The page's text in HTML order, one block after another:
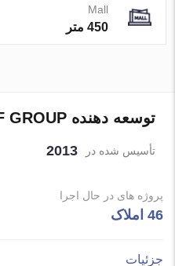
Mall
450 متر
توسعه دهنده ALEF GROUP
تأسیس شده در 2013
پروژه های در حال اجرا
46 املاک
جزئیات